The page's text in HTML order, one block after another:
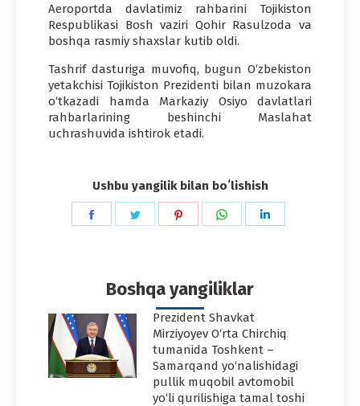
Aeroportda davlatimiz rahbarini Tojikiston
Respublikasi Bosh vaziri Qohir Rasulzoda va
boshqa rasmiy shaxslar kutib oldi.
Tashrif dasturiga muvofiq, bugun O‘zbekiston
yetakchisi Tojikiston Prezidenti bilan muzokara
o‘tkazadi hamda Markaziy Osiyo davlatlari
rahbarlarining beshinchi Maslahat
uchrashuvida ishtirok etadi.
Ushbu yangilik bilan boʻlishish
Share
Share
Share
Share
Boshqa yangiliklar
Prezident Shavkat
Mirziyoyev O‘rta Chirchiq
tumanida Toshkent –
Samarqand yo‘nalishidagi
pullik muqobil avtomobil
yo‘li qurilishiga tamal toshi